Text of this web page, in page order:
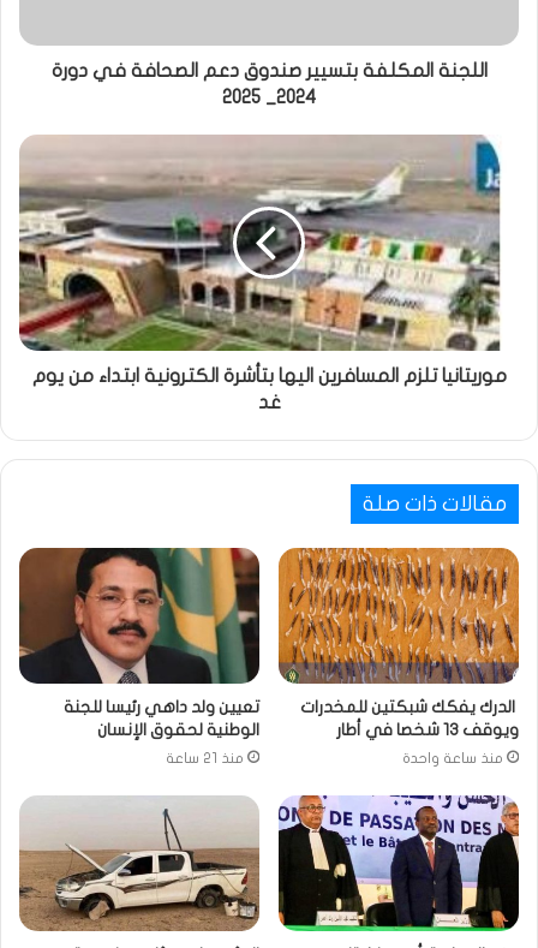
اللجنة المكلفة بتسيير صندوق دعم الصحافة في دورة
2024_ 2025
موريتانيا تلزم المسافرين اليها بتأشرة الكترونية ابتداء من يوم
غد
مقالات ذات صلة
الدرك يفكك شبكتين للمخدرات
ويوقف 13 شخصا في أطار
منذ ساعة واحدة
تعيين ولد داهي رئيسا للجنة
الوطنية لحقوق الإنسان
منذ 21 ساعة